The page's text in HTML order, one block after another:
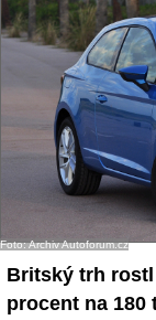
Foto: Archiv Autoforum.cz
Britský trh
procent na 180